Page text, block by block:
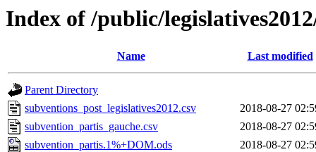
Index of /public/
Name Last modified
Parent Directory
subventions_post_legislatives2012.csv
2018-08-27
subvention_partis_gauche.csv
2018-08-27
subvention_partis.1%+DOM.ods
2018-08-27